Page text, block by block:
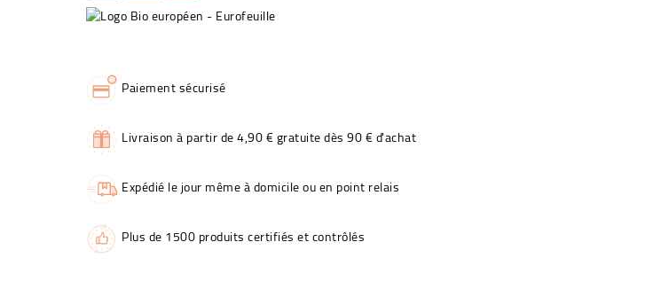
Paiement sécurisé
Livraison à partir de 4,90 € gratuite dès 90 € d'achat
Expédié le jour même à domicile ou en point relais
Plus de 1500 produits certifiés et contrôlés